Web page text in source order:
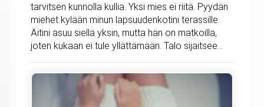
tarvitsen kunnolla kullia. Yksi mies ei riitä. Pyydän
miehet kylään minun lapsuudenkotini terassille.
Äitini asuu siellä yksin, mutta hän on matkoilla,
joten kukaan ei tule yllättämään. Talo sijaitsee...